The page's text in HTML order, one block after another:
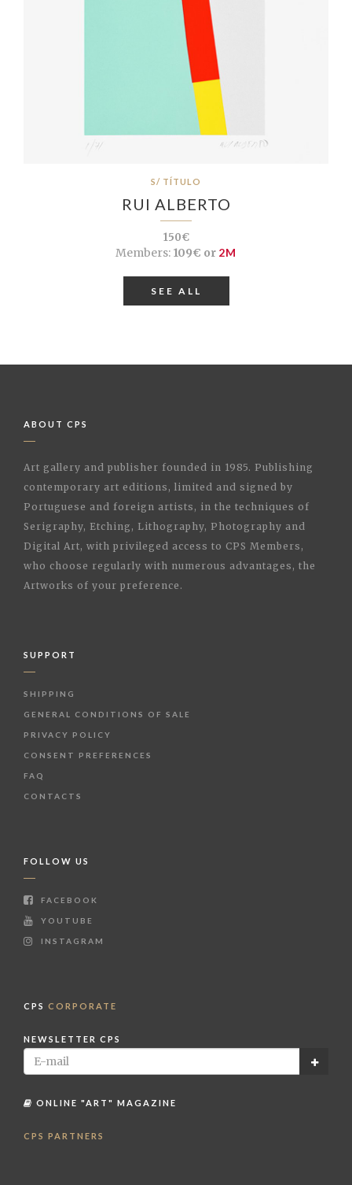
S/ TÍTULO
RUI ALBERTO
150€
Members: 109€ or 2M
SEE ALL
ABOUT CPS
Art gallery and publisher founded in 1985. Publishing
contemporary art editions, limited and signed by
Portuguese and foreign artists, in the techniques of
Serigraphy, Etching, Lithography, Photography and
Digital Art, with privileged access to CPS Members,
who choose regularly with numerous advantages, the
Artworks of your preference.
SUPPORT
SHIPPING
GENERAL CONDITIONS OF SALE
PRIVACY POLICY
CONSENT PREFERENCES
FAQ
CONTACTS
FOLLOW US
FACEBOOK
YOUTUBE
INSTAGRAM
CPS CORPORATE
NEWSLETTER CPS
ONLINE "ART" MAGAZINE
CPS PARTNERS